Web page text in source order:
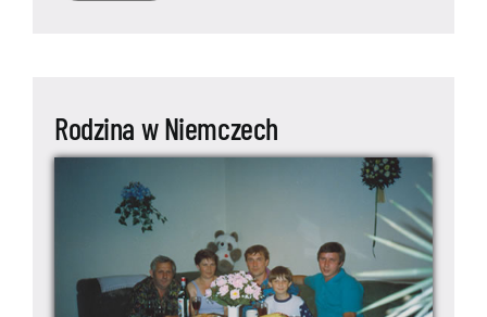
Rodzina w Niemczech